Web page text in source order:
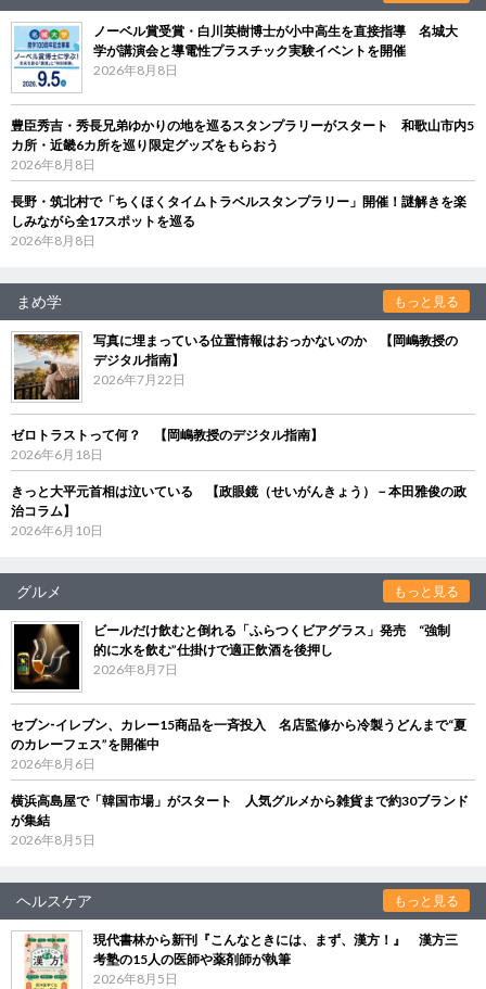
ノーベル賞受賞・白川英樹博士が小中高生を直接指導 名城大
学が講演会と導電性プラスチック実験イベントを開催
2026年8月8日
豊臣秀吉・秀長兄弟ゆかりの地を巡るスタンプラリーがスタート 和歌山市内5
カ所・近畿6カ所を巡り限定グッズをもらおう
2026年8月8日
長野・筑北村で「ちくほくタイムトラベルスタンプラリー」開催！謎解きを楽
しみながら全17スポットを巡る
2026年8月8日
まめ学 もっと見る
写真に埋まっている位置情報はおっかないのか 【岡嶋教授の
デジタル指南】
2026年7月22日
ゼロトラストって何？ 【岡嶋教授のデジタル指南】
2026年6月18日
きっと大平元首相は泣いている 【政眼鏡（せいがんきょう）－本田雅俊の政
治コラム】
2026年6月10日
グルメ もっと見る
ビールだけ飲むと倒れる「ふらつくビアグラス」発売 “強制
的に水を飲む”仕掛けで適正飲酒を後押し
2026年8月7日
セブン‐イレブン、カレー15商品を一斉投入 名店監修から冷製うどんまで“夏
のカレーフェス”を開催中
2026年8月6日
横浜高島屋で「韓国市場」がスタート 人気グルメから雑貨まで約30ブランド
が集結
2026年8月5日
ヘルスケア もっと見る
現代書林から新刊『こんなときには、まず、漢方！』 漢方三
考塾の15人の医師や薬剤師が執筆
2026年8月5日